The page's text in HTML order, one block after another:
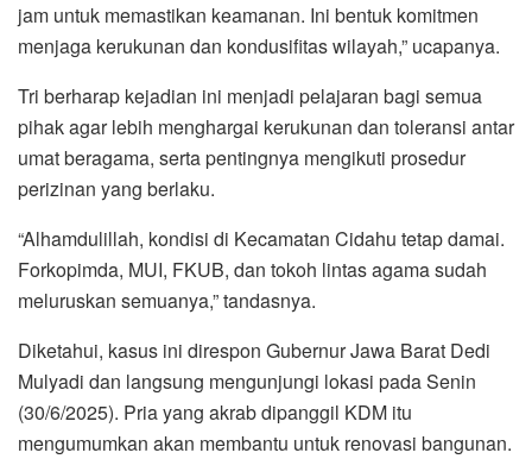
jam untuk memastikan keamanan. Ini bentuk komitmen
menjaga kerukunan dan kondusifitas wilayah,” ucapanya.
Tri berharap kejadian ini menjadi pelajaran bagi semua
pihak agar lebih menghargai kerukunan dan toleransi antar
umat beragama, serta pentingnya mengikuti prosedur
perizinan yang berlaku.
“Alhamdulillah, kondisi di Kecamatan Cidahu tetap damai.
Forkopimda, MUI, FKUB, dan tokoh lintas agama sudah
meluruskan semuanya,” tandasnya.
Diketahui, kasus ini direspon Gubernur Jawa Barat Dedi
Mulyadi dan langsung mengunjungi lokasi pada Senin
(30/6/2025). Pria yang akrab dipanggil KDM itu
mengumumkan akan membantu untuk renovasi bangunan.